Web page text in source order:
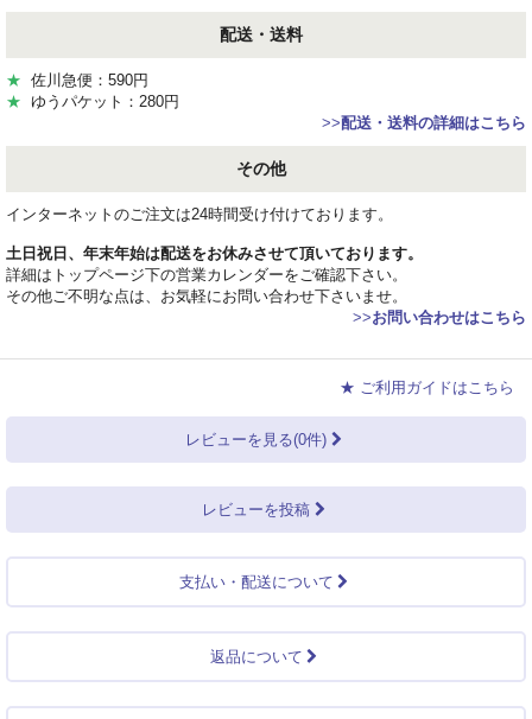
配送・送料
★ 佐川急便：590円
★ ゆうパケット：280円
>>配送・送料の詳細はこちら
その他
インターネットのご注文は24時間受け付けております。
土日祝日、年末年始は配送をお休みさせて頂いております。
詳細はトップページ下の営業カレンダーをご確認下さい。
その他ご不明な点は、お気軽にお問い合わせ下さいませ。
>>お問い合わせはこちら
★ ご利用ガイドはこちら
レビューを見る(0件)
レビューを投稿
支払い・配送について
返品について